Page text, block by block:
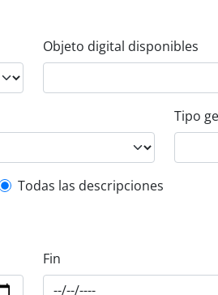
Objeto digital disponibles
Tipo
Todas las descripciones
Fin